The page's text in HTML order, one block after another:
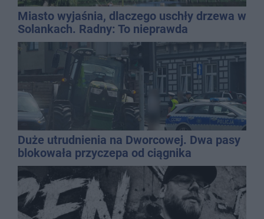
Miasto wyjaśnia, dlaczego uschły drzewa w
Solankach. Radny: To nieprawda
Duże utrudnienia na Dworcowej. Dwa pasy
blokowała przyczepa od ciągnika